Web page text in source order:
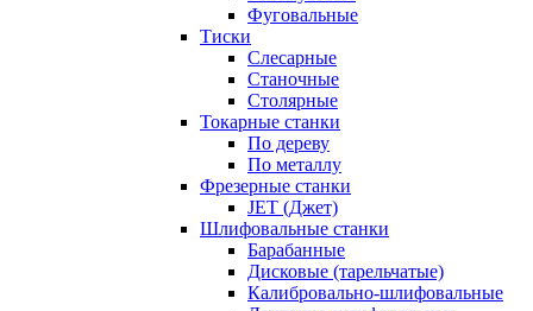
Фуговальные
Тиски
Слесарные
Станочные
Столярные
Токарные станки
По дереву
По металлу
Фрезерные станки
JET (Джет)
Шлифовальные станки
Барабанные
Дисковые (тарельчатые)
Калибровально-шлифовальные